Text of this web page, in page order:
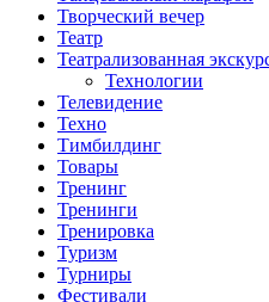
Творческий вечер
Театр
Театрализованная
Технологии
Телевидение
Техно
Тимбилдинг
Товары
Тренинг
Тренинги
Тренировка
Туризм
Турниры
Фестивали